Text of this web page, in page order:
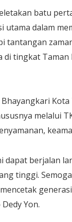
batu
dalam
tantangan
di tingkat
melalui
dapat berjalan
tinggi.
Yon.